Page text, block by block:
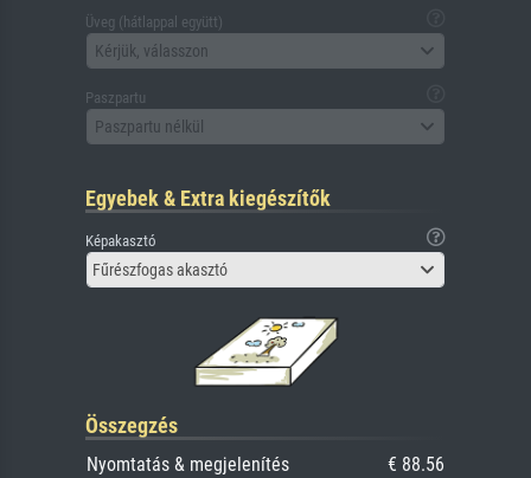
Üveg (hátlappal együtt)
Kérjük, válasszon
Paszpartu
Paszpartu nélkül
Egyebek & Extra kiegészítők
Képakasztó
Fűrészfogas akasztó
Összegzés
Nyomtatás & megjelenítés
€ 88.56